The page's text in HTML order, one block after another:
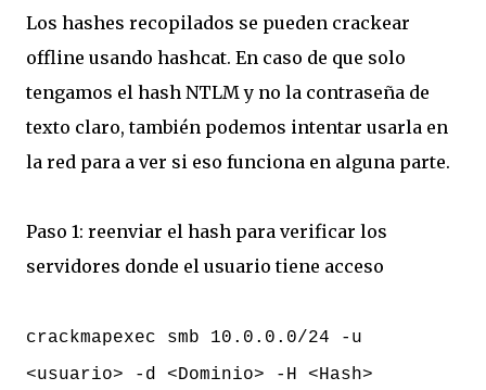
Los hashes recopilados se pueden crackear
offline usando hashcat. En caso de que solo
tengamos el hash NTLM y no la contraseña de
texto claro, también podemos intentar usarla en
la red para a ver si eso funciona en alguna parte.
Paso 1: reenviar el hash para verificar los
servidores donde el usuario tiene acceso
crackmapexec smb 10.0.0.0/24 -u
<usuario> -d <Dominio> -H <Hash>